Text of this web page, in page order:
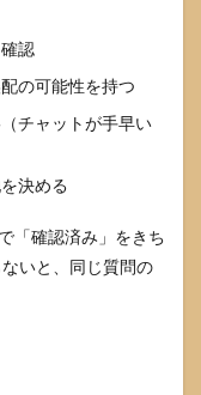
認
の可能性を持つ
チャットが手早い
決める
「確認済み」をきち
いと、同じ質問の